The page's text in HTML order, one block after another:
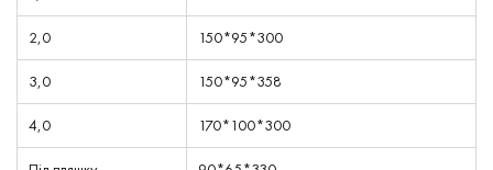
2,0 150*95*300
3,0 150*95*358
4,0 170*100*300